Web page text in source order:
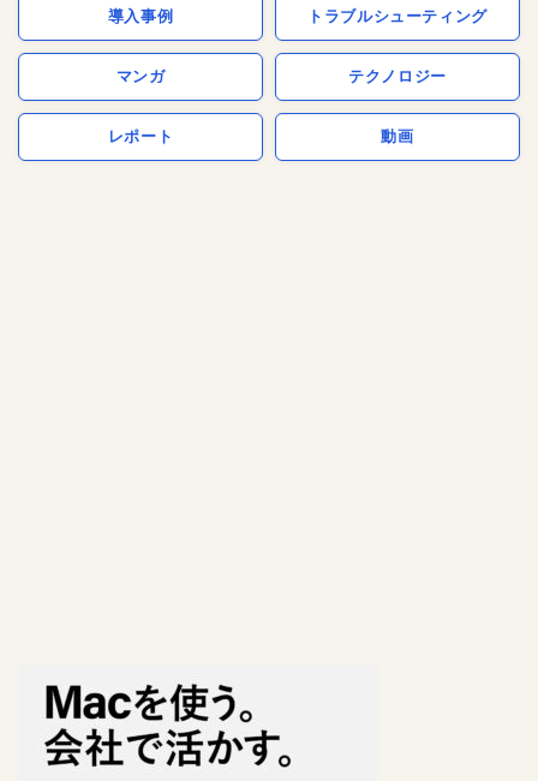
導入事例 トラブルシューティング
マンガ テクノロジー
レポート 動画